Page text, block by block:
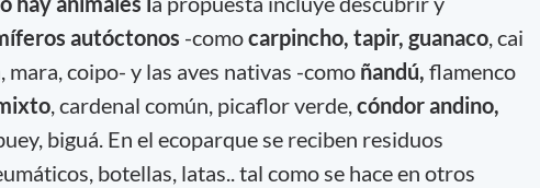
autóctonos -comocarpincho, tapir, guanaco, cai
mara, coipo- y las aves nativas -como ñandú, flamenco
, cardenal común, picaflor verde,cóndor andino,
biguá. En el ecoparque se reciben residuos
botellas, latas.. tal como se hace en otros